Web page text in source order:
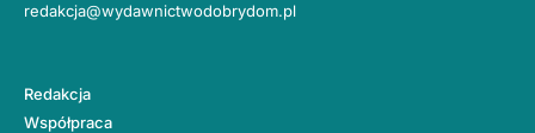
redakcja@wydawnictwodobrydom.pl
Redakcja
Współpraca